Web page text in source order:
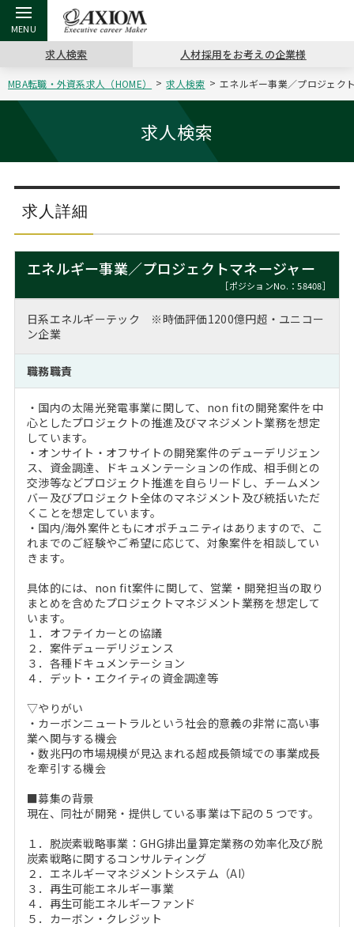
戻る
アクシアムの特長
戻る
コンサ
サービス案内
戻る
キャリ
コンサルタントの紹介
戻る
キャリア支援 TOP
キャリアデザイン講座
（最新求人市場動向）
戻る
MBAの
おわり
ステージ別アドバイス
MBAの転職事例
MBAからのFAQ
MBA留学生数の推移
戻る
日本か
インターン受入企業一覧
MBAを生かす求人特集
年齢と年収の相関図
戻る
転職ツール TOP
英文レジュメの書き方
戻る
パワー
職務経歴書の書き方
外資系／面接攻略のコツ
戻る
転職コラム TOP
“展”職相談室
転職市場の明日をよめ
キャリアに効く一冊
注目企業インタビュー
戻る
イベント・セミナー TOP
ジョブフェア
キャリアデザインセミナー
プロ経営者の特別セミナー
Career Talk Live
MBA NETWORKING
戻る
会社概要 TOP
沿革
主なクライアント
パブリシティ
ニュースリリース
求人検索 人材採用をお考えの企業様
MBA転職・外資系求人（HOME） 求人検索 エネルギー事業／プロジェ
求人検索
求人詳細
エネルギー事業／プロジェクトマネージャー
［ポジションNo.：58408］
日系エネルギーテック ※時価評価1200億円超・ユニコー
ン企業
職務職責
・国内の太陽光発電事業に関して、non fitの開発案件を中
心としたプロジェクトの推進及びマネジメント業務を想定
しています。
・オンサイト・オフサイトの開発案件のデューデリジェン
ス、資金調達、ドキュメンテーションの作成、相手側との
交渉等などプロジェクト推進を自らリードし、チームメン
バー及びプロジェクト全体のマネジメント及び統括いただ
くことを想定しています。
・国内/海外案件ともにオポチュニティはありますので、こ
れまでのご経験やご希望に応じて、対象案件を相談してい
きます。
具体的には、non fit案件に関して、営業・開発担当の取り
まとめを含めたプロジェクトマネジメント業務を想定して
います。
１．オフテイカーとの協議
２．案件デューデリジェンス
３．各種ドキュメンテーション
４．デット・エクイティの資金調達等
▽やりがい
・カーボンニュートラルという社会的意義の非常に高い事
業へ関与する機会
・数兆円の市場規模が見込まれる超成長領域での事業成長
を牽引する機会
■募集の背景
現在、同社が開発・提供している事業は下記の５つです。
１．脱炭素戦略事業：GHG排出量算定業務の効率化及び脱
炭素戦略に関するコンサルティング
２．エネルギーマネジメントシステム（AI）
３．再生可能エネルギー事業
４．再生可能エネルギーファンド
５．カーボン・クレジット